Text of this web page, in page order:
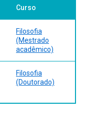
Curso
Filosofia
(Mestrado
acadêmico)
Filosofia
(Doutorado)